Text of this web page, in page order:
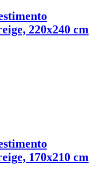
220x240 cm
170x210 cm